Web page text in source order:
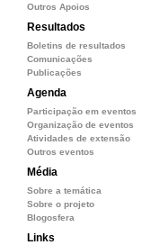
Outros Apoios
Resultados
Boletins de resultados
Comunicações
Publicações
Agenda
Participação em eventos
Organização de eventos
Atividades de extensão
Outros eventos
Média
Sobre a temática
Sobre o projeto
Blogosfera
Links